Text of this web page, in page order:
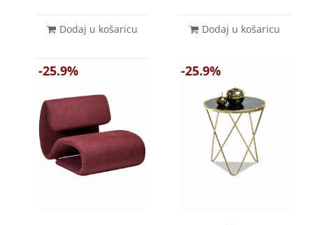
Dodaj u košaricu Dodaj u košaricu
-25.9% -25.9%